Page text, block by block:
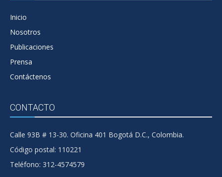
Inicio
Nosotros
Publicaciones
Prensa
Contáctenos
CONTACTO
Calle 93B # 13-30. Oficina 401 Bogotá D.C., Colombia.
Código postal: 110221
Teléfono: 312-4574579